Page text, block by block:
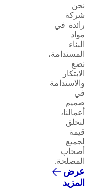
نحن
شركة
رائدة في
مواد
البناء
المستدامة،
نضع
الابتكار
والاستدامة
في
صميم
أعمالنا،
لنخلق
قيمة
لجميع
أصحاب
المصلحة.
عرض
المزيد